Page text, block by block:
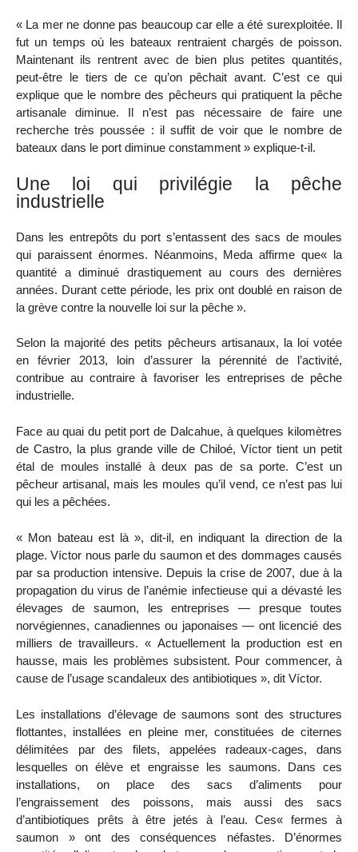
« La mer ne donne pas beaucoup car elle a été surexploitée. Il
fut un temps où les bateaux rentraient chargés de poisson.
Maintenant ils rentrent avec de bien plus petites quantités,
peut-être le tiers de ce qu’on pêchait avant. C’est ce qui
explique que le nombre des pêcheurs qui pratiquent la pêche
artisanale diminue. Il n’est pas nécessaire de faire une
recherche très poussée : il suffit de voir que le nombre de
bateaux dans le port diminue constamment » explique-t-il.
Une loi qui privilégie la pêche
industrielle
Dans les entrepôts du port s’entassent des sacs de moules
qui paraissent énormes. Néanmoins, Meda affirme que« la
quantité a diminué drastiquement au cours des dernières
années. Durant cette période, les prix ont doublé en raison de
la grève contre la nouvelle loi sur la pêche ».
Selon la majorité des petits pêcheurs artisanaux, la loi votée
en février 2013, loin d’assurer la pérennité de l’activité,
contribue au contraire à favoriser les entreprises de pêche
industrielle.
Face au quai du petit port de Dalcahue, à quelques kilomètres
de Castro, la plus grande ville de Chiloé, Víctor tient un petit
étal de moules installé à deux pas de sa porte. C’est un
pêcheur artisanal, mais les moules qu’il vend, ce n’est pas lui
qui les a pêchées.
« Mon bateau est là », dit-il, en indiquant la direction de la
plage. Víctor nous parle du saumon et des dommages causés
par sa production intensive. Depuis la crise de 2007, due à la
propagation du virus de l’anémie infectieuse qui a dévasté les
élevages de saumon, les entreprises — presque toutes
norvégiennes, canadiennes ou japonaises — ont licencié des
milliers de travailleurs. « Actuellement la production est en
hausse, mais les problèmes subsistent. Pour commencer, à
cause de l’usage scandaleux des antibiotiques », dit Víctor.
Les installations d’élevage de saumons sont des structures
flottantes, installées en pleine mer, constituées de citernes
délimitées par des filets, appelées radeaux-cages, dans
lesquelles on élève et engraisse les saumons. Dans ces
installations, on place des sacs d’aliments pour
l’engraissement des poissons, mais aussi des sacs
d’antibiotiques prêts à être jetés à l’eau. Ces« fermes à
saumon » ont des conséquences néfastes. D’énormes